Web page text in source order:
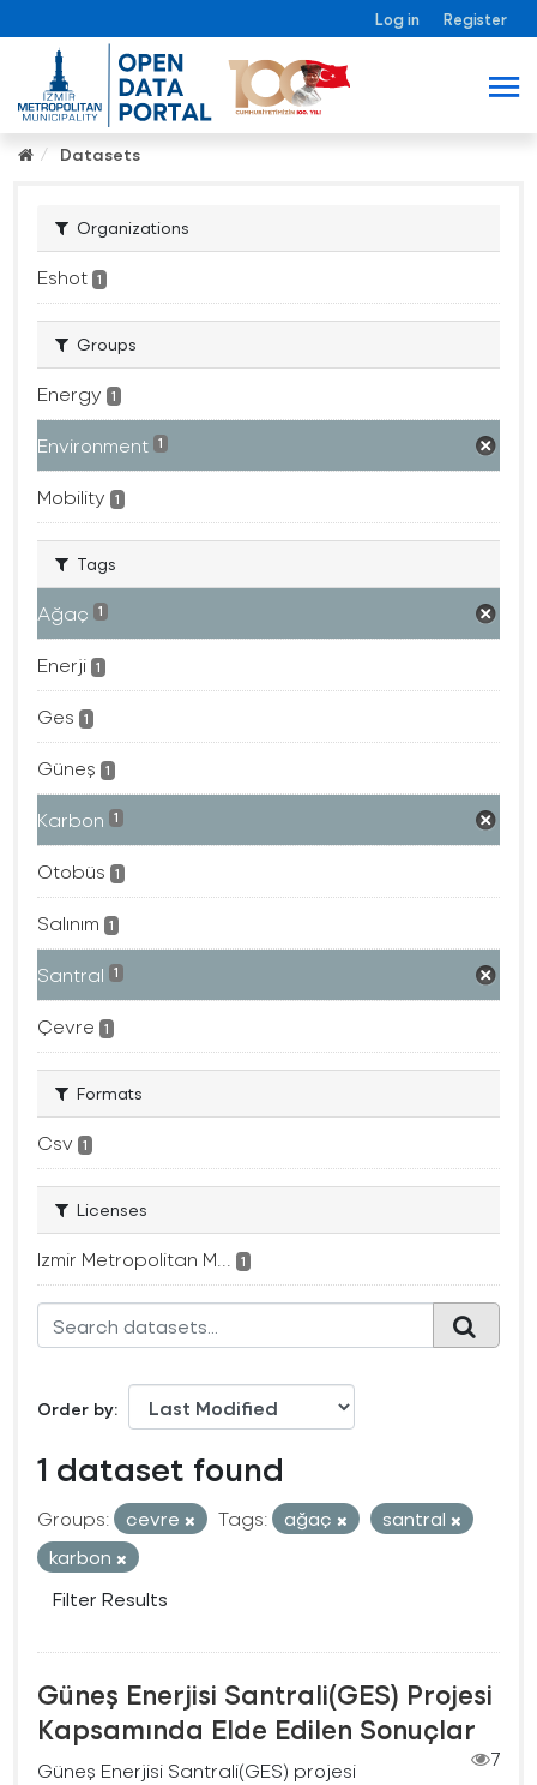
Log in Register
Datasets
Organizations
Eshot 1
Groups
Energy 1
Environment 1
Mobility 1
Tags
Ağaç 1
Enerji 1
Ges 1
Güneş 1
Karbon 1
Otobüs 1
Salınım 1
Santral 1
Çevre 1
Formats
Csv 1
Licenses
Izmir Metropolitan M... 1
Order by
1 dataset found
Groups: cevre Tags: ağaç
santral
karbon
Filter Results
Güneş Enerjisi Santrali(GES) Projesi
Kapsamında Elde Edilen Sonuçlar
7
Güneş Enerjisi Santrali(GES) projesi